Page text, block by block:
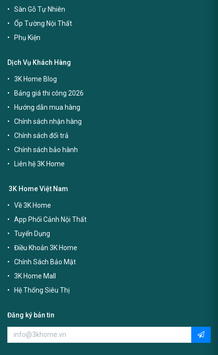
Sàn Gỗ Tự Nhiên
Ốp Tường Nội Thất
Phụ Kiện
Dịch Vụ Khách Hàng
3K Home Blog
Bảng giá thi công 2026
Hướng dẫn mua hàng
Chính sách nhận hàng
Chính sách đổi trả
Chính sách bảo hành
Liên hệ 3K Home
3K Home Việt Nam
Về 3K Home
App Phối Cảnh Nội Thất
Tuyển Dụng
Điều Khoản 3K Home
Chính Sách Bảo Mật
3K Home Mall
Hệ Thống Siêu Thị
Đăng ký bản tin